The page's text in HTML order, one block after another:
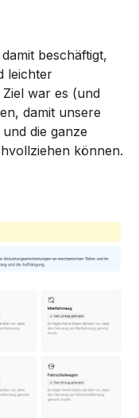
beschäftigt,
leichter
war es (und
damit unsere
die ganze
können.